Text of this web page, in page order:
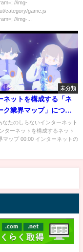
//img-
category/game.js
//img-...
未分類
ネットを構成する「ネ
ク業界マップ」につい
みました。
なたのしらないインターネット
ターネットを構成するネット
マップ 00:00 インターネットの